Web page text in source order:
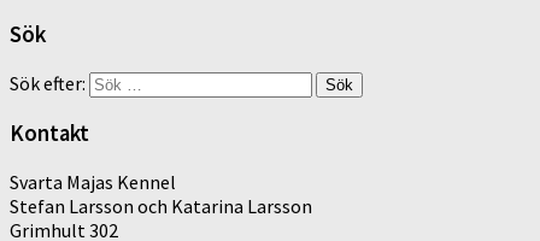
Sök
Sök efter:
Kontakt
Svarta Majas Kennel
Stefan Larsson och Katarina Larsson
Grimhult 302